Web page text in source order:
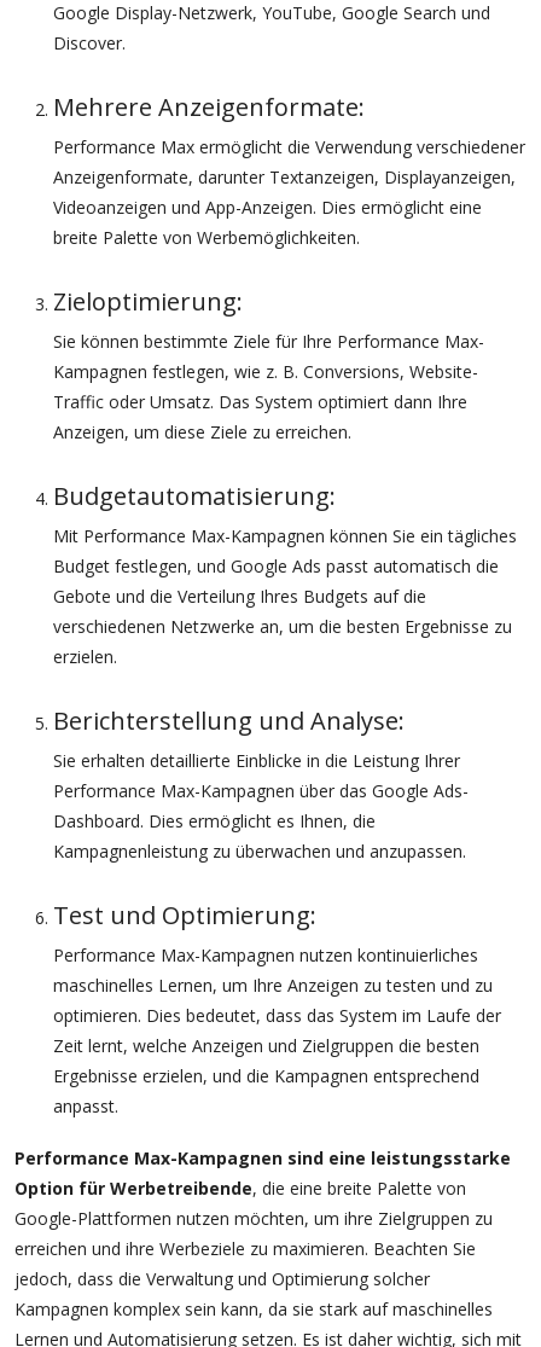
Google Display-Netzwerk, YouTube, Google Search und
Discover.
Mehrere Anzeigenformate:
Performance Max ermöglicht die Verwendung verschiedener
Anzeigenformate, darunter Textanzeigen, Displayanzeigen,
Videoanzeigen und App-Anzeigen. Dies ermöglicht eine
breite Palette von Werbemöglichkeiten.
Zieloptimierung:
Sie können bestimmte Ziele für Ihre Performance Max-
Kampagnen festlegen, wie z. B. Conversions, Website-
Traffic oder Umsatz. Das System optimiert dann Ihre
Anzeigen, um diese Ziele zu erreichen.
Budgetautomatisierung:
Mit Performance Max-Kampagnen können Sie ein tägliches
Budget festlegen, und Google Ads passt automatisch die
Gebote und die Verteilung Ihres Budgets auf die
verschiedenen Netzwerke an, um die besten Ergebnisse zu
erzielen.
Berichterstellung und Analyse:
Sie erhalten detaillierte Einblicke in die Leistung Ihrer
Performance Max-Kampagnen über das Google Ads-
Dashboard. Dies ermöglicht es Ihnen, die
Kampagnenleistung zu überwachen und anzupassen.
Test und Optimierung:
Performance Max-Kampagnen nutzen kontinuierliches
maschinelles Lernen, um Ihre Anzeigen zu testen und zu
optimieren. Dies bedeutet, dass das System im Laufe der
Zeit lernt, welche Anzeigen und Zielgruppen die besten
Ergebnisse erzielen, und die Kampagnen entsprechend
anpasst.
Performance Max-Kampagnen sind eine leistungsstarke
Option für Werbetreibende, die eine breite Palette von
Google-Plattformen nutzen möchten, um ihre Zielgruppen zu
erreichen und ihre Werbeziele zu maximieren. Beachten Sie
jedoch, dass die Verwaltung und Optimierung solcher
Kampagnen komplex sein kann, da sie stark auf maschinelles
Lernen und Automatisierung setzen. Es ist daher wichtig, sich mit